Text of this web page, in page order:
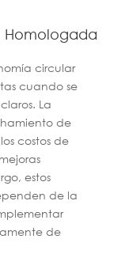
Homologada
circular
cuando se
La
de
costos de
estos
de la
de